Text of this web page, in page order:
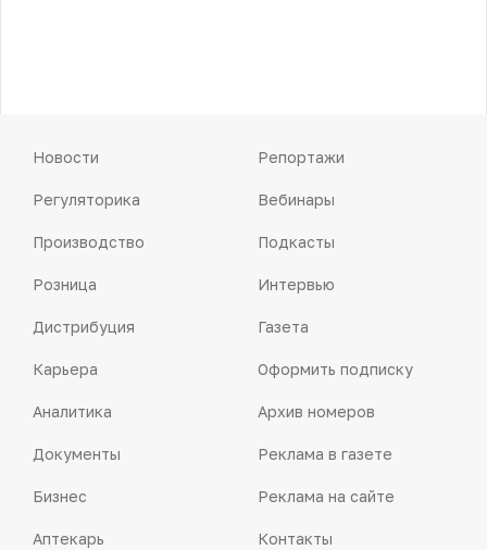
Новости
Регуляторика
Производство
Розница
Дистрибуция
Карьера
Аналитика
Документы
Бизнес
Аптекарь
Репортажи
Вебинары
Подкасты
Интервью
Газета
Оформить подписку
Архив номеров
Реклама в газете
Реклама на сайте
Контакты